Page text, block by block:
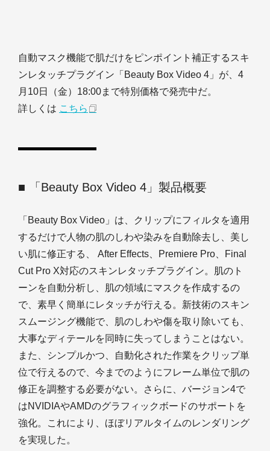
自動マスク機能で肌だけをピンポイント補正するスキ
ンレタッチプラグイン「Beauty Box Video 4」が、4
月10日（金）18:00まで特別価格で発売中だ。
詳しくは こちら
■ 「Beauty Box Video 4」製品概要
「Beauty Box Video」は、クリップにフィルタを適用
するだけで人物の肌のしわや染みを自動除去し、美し
い肌に修正する、 After Effects、Premiere Pro、Final
Cut Pro X対応のスキンレタッチプラグイン。肌のト
ーンを自動分析し、肌の領域にマスクを作成するの
で、素早く簡単にレタッチが行える。新技術のスキン
スムージング機能で、肌のしわや傷を取り除いても、
大事なディテールを同時に失ってしまうことはない。
また、シンプルかつ、自動化された作業をクリップ単
位で行えるので、今までのようにフレーム単位で肌の
修正を調整する必要がない。さらに、バージョン4で
はNVIDIAやAMDのグラフィックボードのサポートを
強化。これにより、ほぼリアルタイムのレンダリング
を実現した。